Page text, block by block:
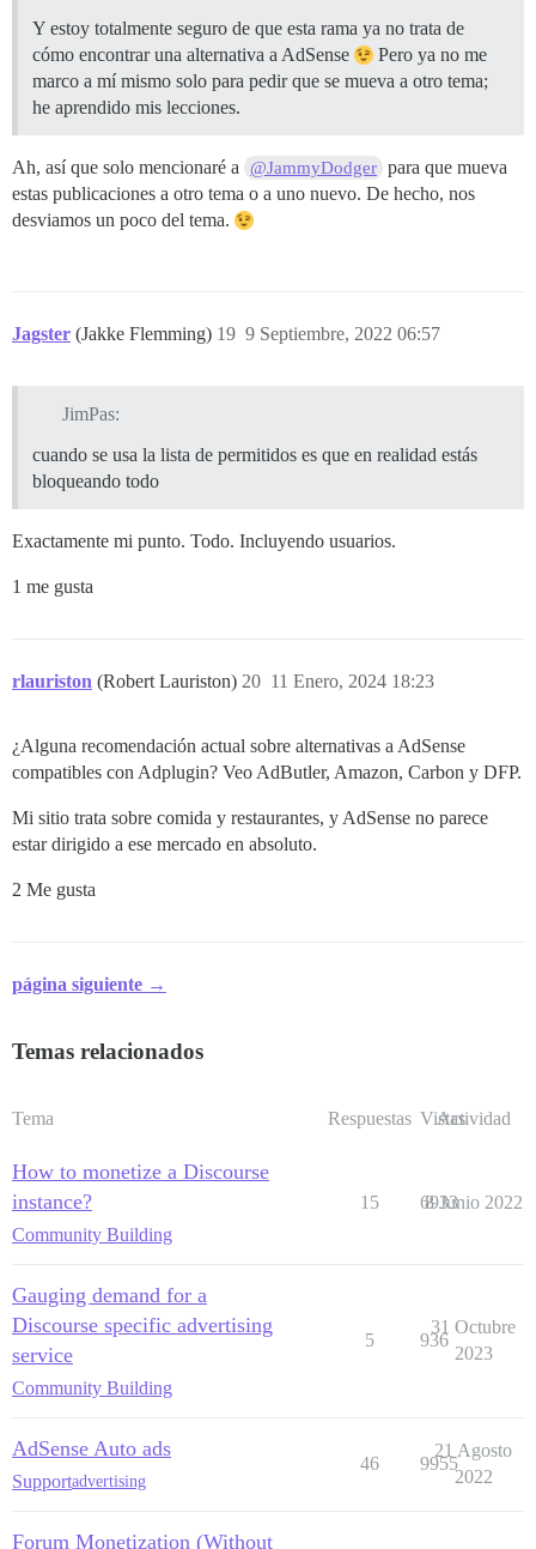
Y estoy totalmente seguro de que esta rama ya no trata de
cómo encontrar una alternativa a AdSense
Pero ya no me
marco a mí mismo solo para pedir que se mueva a otro tema;
he aprendido mis lecciones.
Ah, así que solo mencionaré a @JammyDodger para que mueva
estas publicaciones a otro tema o a uno nuevo. De hecho, nos
desviamos un poco del tema.
Jagster (Jakke Flemming) 9 Septiembre, 2022 06:57
19
JimPas:
cuando se usa la lista de permitidos es que en realidad estás
bloqueando todo
Exactamente mi punto. Todo. Incluyendo usuarios.
1 me gusta
rlauriston (Robert Lauriston) 11 Enero, 2024 18:23
20
¿Alguna recomendación actual sobre alternativas a AdSense
compatibles con Adplugin? Veo AdButler, Amazon, Carbon y DFP.
Mi sitio trata sobre comida y restaurantes, y AdSense no parece
estar dirigido a ese mercado en absoluto.
2 Me gusta
página siguiente →
Temas relacionados
Tema Respuestas Vistas
Actividad
How to monetize a Discourse
instance?
Community Building
15 6933
8 Junio 2022
Gauging demand for a
Discourse specific advertising
service
Community Building
5 936
31 Octubre
2023
AdSense Auto ads
Supportadvertising
46 9955
21 Agosto
2022
Forum Monetization (Without